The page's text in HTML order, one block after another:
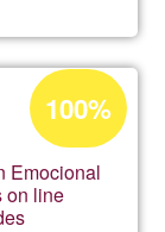
Emocional
on line
Acceptance
percentage
Ğ1
100%